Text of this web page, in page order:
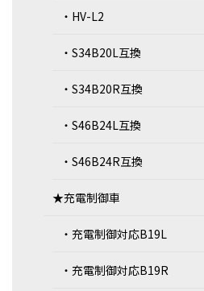
・HV-L2
・S34B20L互換
・S34B20R互換
・S46B24L互換
・S46B24R互換
★充電制御車
・充電制御対応B19L
・充電制御対応B19R